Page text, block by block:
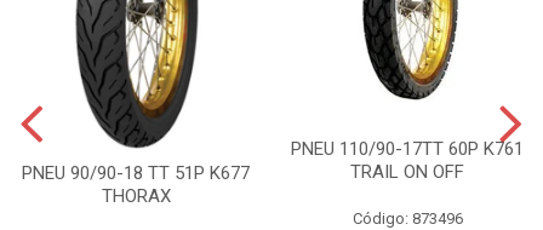
PNEU 90/90-18 TT 51P K677
THORAX
PNEU 110/90-17TT 60P K761
TRAIL ON OFF
Código: 873496